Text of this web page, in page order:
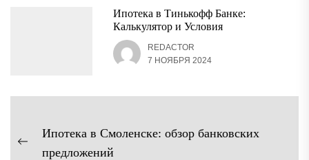
Ипотека в Тинькофф Банке:
Калькулятор и Условия
REDACTOR
7 НОЯБРЯ 2024
Навигация
поПредыдущая
Ипотека в Смоленске: обзор банковских
предложений